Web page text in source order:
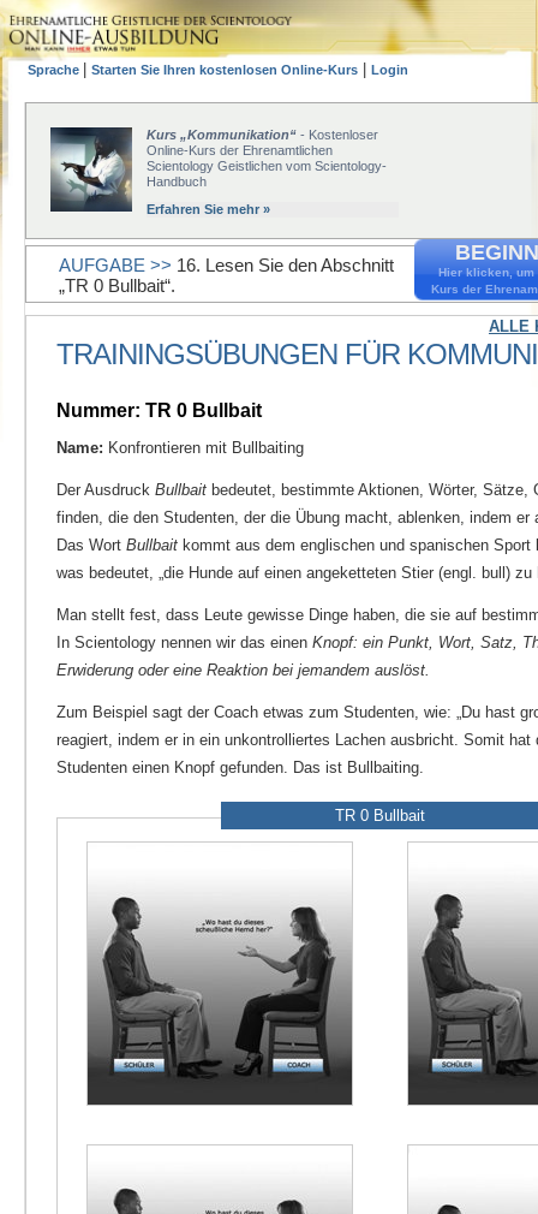
Sprache Starten Sie Ihren kostenlosen Online-Kurs Login
Kurs „Kommunikation“ - Kostenloser
Online-Kurs der Ehrenamtlichen
Scientology Geistlichen vom Scientology-
Handbuch
Erfahren Sie mehr »
Hier klicken, um
Kurs der
ALLE
AUFGABE >> 16. Lesen Sie den Abschnitt
„TR 0 Bullbait“.
TRAININGSÜBUNGEN FÜR
Nummer: TR 0 Bullbait
Name: Konfrontieren mit Bullbaiting
Der Ausdruck Bullbait bedeutet, bestimmte Aktionen, Wörter, Sätze,
finden, die den Studenten, der die Übung macht, ablenken, indem er
Das Wort Bullbait kommt aus dem englischen und spanischen Sport
was bedeutet, „die Hunde auf einen angeketteten Stier (engl. bull) zu
Man stellt fest, dass Leute gewisse Dinge haben, die sie auf
In Scientology nennen wir das einen Knopf: ein Punkt, Wort, Satz,
Erwiderung oder eine Reaktion bei jemandem auslöst.
Zum Beispiel sagt der Coach etwas zum Studenten, wie: „Du hast
reagiert, indem er in ein unkontrolliertes Lachen ausbricht. Somit hat
Studenten einen Knopf gefunden. Das ist Bullbaiting.
TR 0 Bullbait